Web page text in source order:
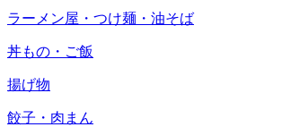
ラーメン屋・つけ麺・油そば
丼もの・ご飯
揚げ物
餃子・肉まん